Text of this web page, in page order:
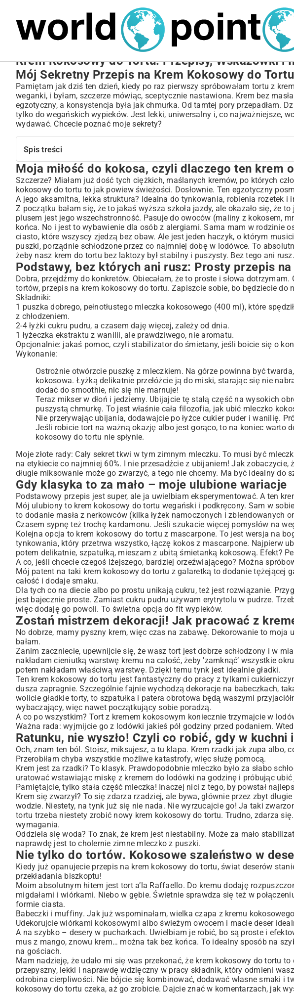
NIERUCHOMOŚCI
Krem Kokosowy do Tortu: Przepisy, Wskazówki
Mój Sekretny Przepis na Krem Kokosowy do
Pamiętam jak dziś ten dzień, kiedy po raz pierwszy spróbowałam tortu z
weganki, i byłam, szczerze mówiąc, sceptycznie nastawiona. Krem bez
egzotyczny, a konsystencja była jak chmurka. Od tamtej pory przepadłam.
tylko do wegańskich wypieków. Jest lekki, uniwersalny i, co najważniejsze,
wydawać. Chcecie poznać moje sekrety?
Spis treści
Moja miłość do kokosa, czyli dlaczego ten krem odmienił moje wypieki
Podstawy, bez których ani rusz: Prosty przepis na krem kokosowy do tortu
Gdy klasyka to za mało – moje ulubione wariacje
Zostań mistrzem dekoracji! Jak pracować z kremem kokosowym
Ratunku, nie wyszło! Czyli co robić, gdy w kuchni idzie pod górkę
Nie tylko do tortów. Kokosowe szaleństwo w deserach
Moja miłość do kokosa, czyli dlaczego ten krem
Szczerze? Miałam już dość tych ciężkich, maślanych kremów, po których
kokosowy do tortu to jak powiew świeżości. Dosłownie. Ten egzotyczny
A jego aksamitna, lekka struktura? Idealna do tynkowania, robienia rozetek i
Z początku bałam się, że to jakaś wyższa szkoła jazdy, ale okazało się, że
plusem jest jego wszechstronność. Pasuje do owoców (maliny z kokosem,
końca. No i jest to wybawienie dla osób z alergiami. Sama mam w rodzinie
ciasto, które wszyscy zjedzą bez obaw. Ale jest jeden haczyk, o którym
puszki, porządnie schłodzone przez co najmniej dobę w lodówce. To
żeby nasz krem do tortu bez laktozy był stabilny i puszysty. Bez tego ani rusz.
Podstawy, bez których ani rusz: Prosty przepis
Dobra, przejdźmy do konkretów. Obiecałam, że to proste i słowa
tortów, przepis na krem kokosowy do tortu. Zapiszcie sobie, bo będziecie do
Składniki:
1 puszka dobrego, pełnotłustego mleczka kokosowego (400 ml), które
z chłodzeniem.
2-4 łyżki cukru pudru, a czasem daję więcej, zależy od dnia.
1 łyżeczka ekstraktu z wanilii, ale prawdziwego, nie aromatu.
Opcjonalnie: jakaś pomoc, czyli stabilizator do śmietany, jeśli boicie się o
Wykonanie:
Ostrożnie otwórzcie puszkę z mleczkiem. Na górze powinna być
kokosowa. Łyżką delikatnie przełóżcie ją do miski, starając się nie
dodać do smoothie, nic się nie marnuje!
Teraz mikser w dłoń i jedziemy. Ubijajcie tę stałą część na wysokich
puszystą chmurkę. To jest właśnie cała filozofia, jak ubić mleczko
Nie przerywając ubijania, dodawajcie po łyżce cukier puder i wanilię.
Jeśli robicie tort na ważną okazję albo jest gorąco, to na koniec warto
kokosowy do tortu nie spłynie.
Moje złote rady: Cały sekret tkwi w tym zimnym mleczku. To musi być
na etykiecie co najmniej 60%. I nie przesadźcie z ubijaniem! Jak
długie miksowanie może go zwarzyć, a tego nie chcemy. Ma być idealny do
Gdy klasyka to za mało – moje ulubione wariacje
Podstawowy przepis jest super, ale ja uwielbiam eksperymentować. A ten
Mój ulubiony to krem kokosowy do tortu wegański i podkręcony. Sam w
to dodanie masła z nerkowców (kilka łyżek namoczonych i zblendowanych
Czasem sypnę też trochę kardamonu. Jeśli szukacie więcej pomysłów na
Kolejna opcja to krem kokosowy do tortu z mascarpone. To jest wersja na
tynkowania, który przetrwa wszystko, łączę kokos z mascarpone. Najpierw
potem delikatnie, szpatułką, mieszam z ubitą śmietanką kokosową. Efekt?
A co, jeśli chcecie czegoś lżejszego, bardziej orzeźwiającego? Można
Mój patent na taki krem kokosowy do tortu z galaretką to dodanie tężejącej
całość i dodaje smaku.
Dla tych co na diecie albo po prostu unikają cukru, też jest rozwiązanie.
jest bajecznie proste. Zamiast cukru pudru używam erytrytolu w pudrze.
więc dodaję go powoli. To świetna opcja do fit wypieków.
Zostań mistrzem dekoracji! Jak pracować z
No dobrze, mamy pyszny krem, więc czas na zabawę. Dekorowanie to
bałam.
Zanim zaczniecie, upewnijcie się, że wasz tort jest dobrze schłodzony i w
nakładam cieniutką warstwę kremu na całość, żeby 'zamknąć’ wszystkie
potem nakładam właściwą warstwę. Dzięki temu tynk jest idealnie gładki.
Ten krem kokosowy do tortu jest fantastyczny do pracy z tylkami
dusza zapragnie. Szczególnie fajnie wychodzą dekoracje na babeczkach,
wolicie gładkie torty, to szpatułka i patera obrotowa będą waszymi
wybaczający, więc nawet początkujący sobie poradzą.
A co po wszystkim? Tort z kremem kokosowym koniecznie trzymajcie w
Ważna rada: wyjmijcie go z lodówki jakieś pół godziny przed podaniem.
Ratunku, nie wyszło! Czyli co robić, gdy w kuchni
Och, znam ten ból. Stoisz, miksujesz, a tu klapa. Krem rzadki jak zupa albo,
Przerobiłam chyba wszystkie możliwe katastrofy, więc służę pomocą.
Krem jest za rzadki? To klasyk. Prawdopodobnie mleczko było za słabo
uratować wstawiając miskę z kremem do lodówki na godzinę i próbując
Pamiętajcie, tylko stała część mleczka! Inaczej nici z tego, by powstał
Krem się zwarzył? To się zdarza rzadziej, ale bywa, głównie przez zbyt
wodzie. Niestety, na tynk już się nie nada. Nie wyrzucajcie go! Ja taki
tortu trzeba niestety zrobić nowy krem kokosowy do tortu. Trudno, zdarza
wymagania.
Oddziela się woda? To znak, że krem jest niestabilny. Może za mało
naprawdę jest to cholernie zimne mleczko z puszki.
Nie tylko do tortów. Kokosowe szaleństwo w
Kiedy już opanujecie przepis na krem kokosowy do tortu, świat deserów
przekładania biszkoptu!
Moim absolutnym hitem jest tort a’la Raffaello. Do kremu dodaję
migdałami i wiórkami. Niebo w gębie. Świetnie sprawdza się też w
formie ciasta.
Babeczki i muffiny. Jak już wspominałam, wielka czapa z kremu
Udekorujcie wiórkami kokosowymi albo świeżym owocem i macie deser
A na szybko – desery w pucharkach. Uwielbiam je robić, bo są proste i
mus z mango, znowu krem… można tak bez końca. To idealny sposób na
na gościach.
Mam nadzieję, że udało mi się was przekonać, że krem kokosowy do tortu
przepyszny, lekki i naprawdę wdzięczny w pracy składnik, który odmieni
odrobina cierpliwości. Nie bójcie się kombinować, dodawać własne smaki i
kokosowy do tortu czeka, aż go zrobicie. Dajcie znać w komentarzach, jak